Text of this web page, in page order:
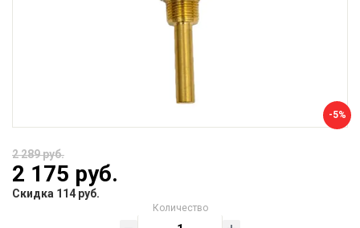
-5%
2 289 руб.
2 175 руб.
Скидка 114 руб.
Количество